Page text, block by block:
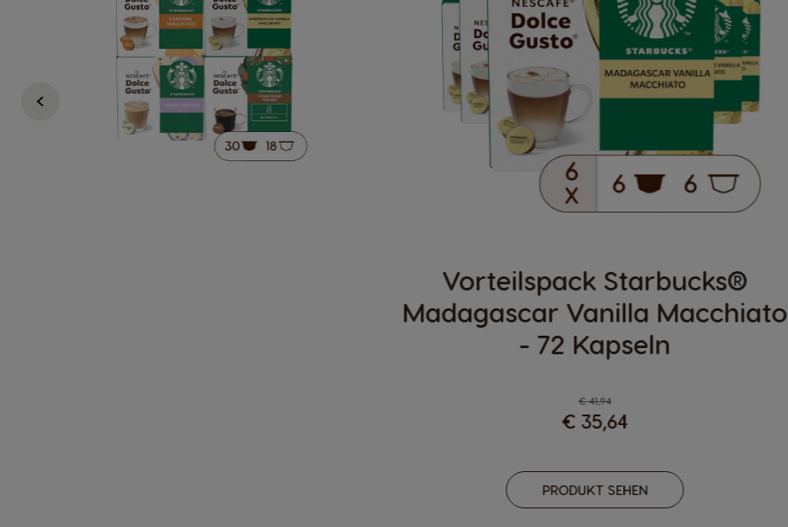
Vorteilspack Starbucks®
Madagascar Vanilla Macchiato
- 72 Kapseln
Regulärer Preis
€ 41,94
€ 35,64
PRODUKT SEHEN